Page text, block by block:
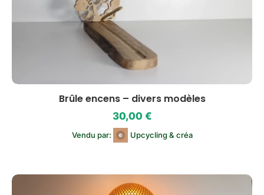
Brûle encens – divers modèles
30,00 €
Vendu par: Upcycling & créa